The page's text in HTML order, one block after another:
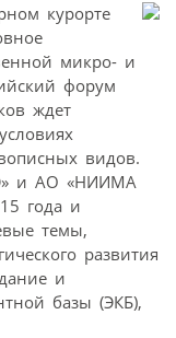
курорте
микро- и
форум
ждет
видов.
и АО «НИИМА
года и
темы,
развития
и
базы (ЭКБ),